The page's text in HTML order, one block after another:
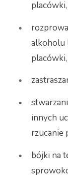
placówki,
alkoholu
placówki,
innych
rzucanie
bójki na